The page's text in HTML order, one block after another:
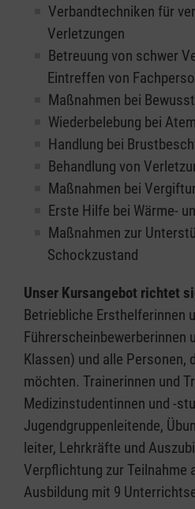
Verbandtechniken für
Verletzungen
Betreuung von schwer
Eintreffen von
Maßnahmen bei
Wiederbelebung bei
Handlung bei
Behandlung von
Maßnahmen bei
Erste Hilfe bei Wärme-
Maßnahmen zur
Schockzustand
Unser Kursangebot richtet
Betriebliche Ersthelferinnen
Führerscheinbewerberinnen
Klassen) und alle Personen,
möchten. Trainerinnen und
Medizinstudentinnen und -
Jugendgruppenleitende,
leiter, Lehrkräfte und
Verpflichtung zur Teilnahme
Ausbildung mit 9